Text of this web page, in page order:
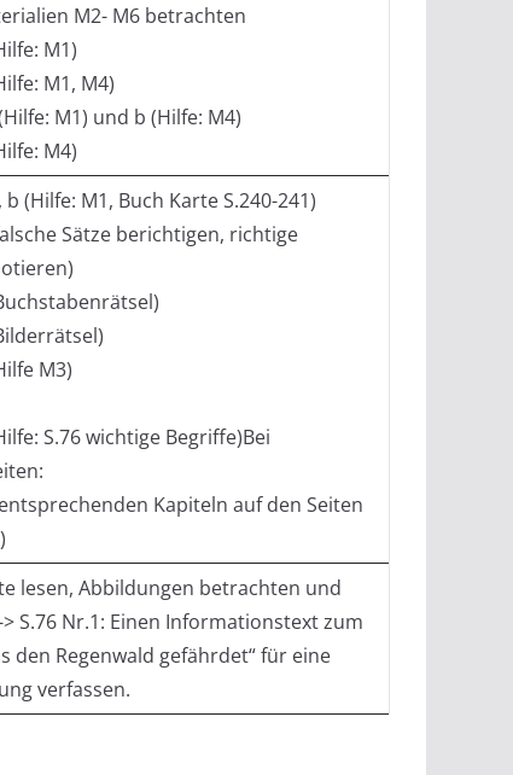
M2- M6 betrachten
M1)
M1, M4)
M1) und b (Hilfe: M4)
M4)
b (Hilfe: M1, Buch Karte S.240-241)
Sätze berichtigen, richtige
M3)
S.76 wichtige Begriffe)Bei
Kapiteln auf den Seiten
lesen, Abbildungen betrachten und
S.76 Nr.1: Einen Informationstext zum
den Regenwald gefährdet“ für eine
verfassen.